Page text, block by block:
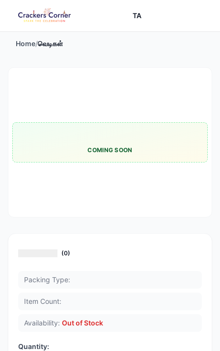
TA
Home/வெடிகள்
COMING SOON
(0)
Packing Type:
Item Count:
Availability: Out of Stock
Quantity: